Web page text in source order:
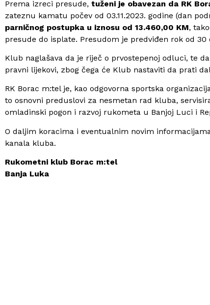
Prema izreci presude, tuženi je obavezan da RK
zateznu kamatu počev od 03.11.2023. godine (dan
parničnog postupka u iznosu od 13.460,00 KM,
presude do isplate. Presudom je predviđen rok od
Klub naglašava da je riječ o prvostepenoj odluci, te
pravni lijekovi, zbog čega će Klub nastaviti da prati
RK Borac m:tel je, kao odgovorna sportska
to osnovni preduslovi za nesmetan rad kluba,
omladinski pogon i razvoj rukometa u Banjoj Luci i
O daljim koracima i eventualnim novim
kanala kluba.
Rukometni klub Borac m:tel
Banja Luka